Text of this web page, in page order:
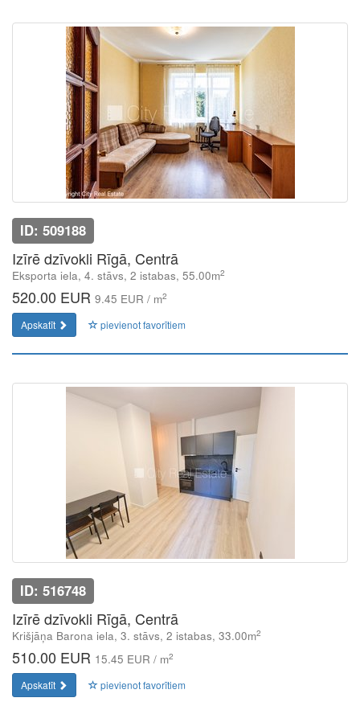
ID: 509188
Izīrē dzīvokli Rīgā, Centrā
Eksporta iela, 4. stāvs, 2 istabas, 55.00m2
520.00 EUR 9.45 EUR / m2
Apskatīt pievienot favorītiem
ID: 516748
Izīrē dzīvokli Rīgā, Centrā
Krišjāņa Barona iela, 3. stāvs, 2 istabas, 33.00m2
510.00 EUR 15.45 EUR / m2
Apskatīt pievienot favorītiem